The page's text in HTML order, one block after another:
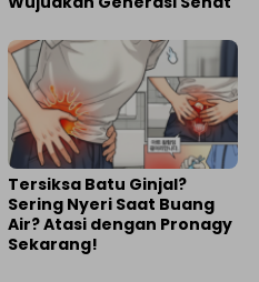
Tersiksa Batu Ginjal?
Sering Nyeri Saat Buang
Air? Atasi dengan Pronagy
Sekarang!